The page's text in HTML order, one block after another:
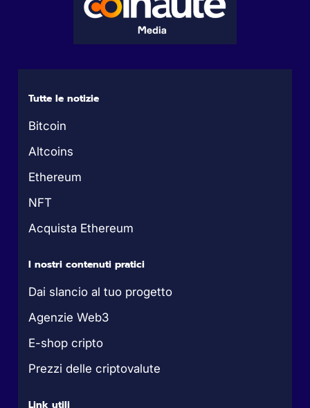
Tutte le notizie
Bitcoin
Altcoins
Ethereum
NFT
Acquista Ethereum
I nostri contenuti pratici
Dai slancio al tuo progetto
Agenzie Web3
E-shop cripto
Prezzi delle criptovalute
Link utili